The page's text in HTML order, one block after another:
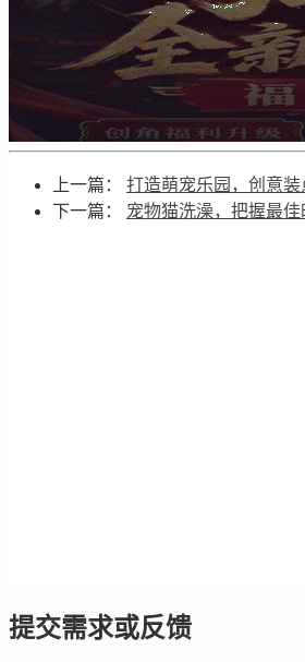
上一篇： 打造萌宠乐园，创意装
下一篇： 宠物猫洗澡，把握最佳
提交需求或反馈